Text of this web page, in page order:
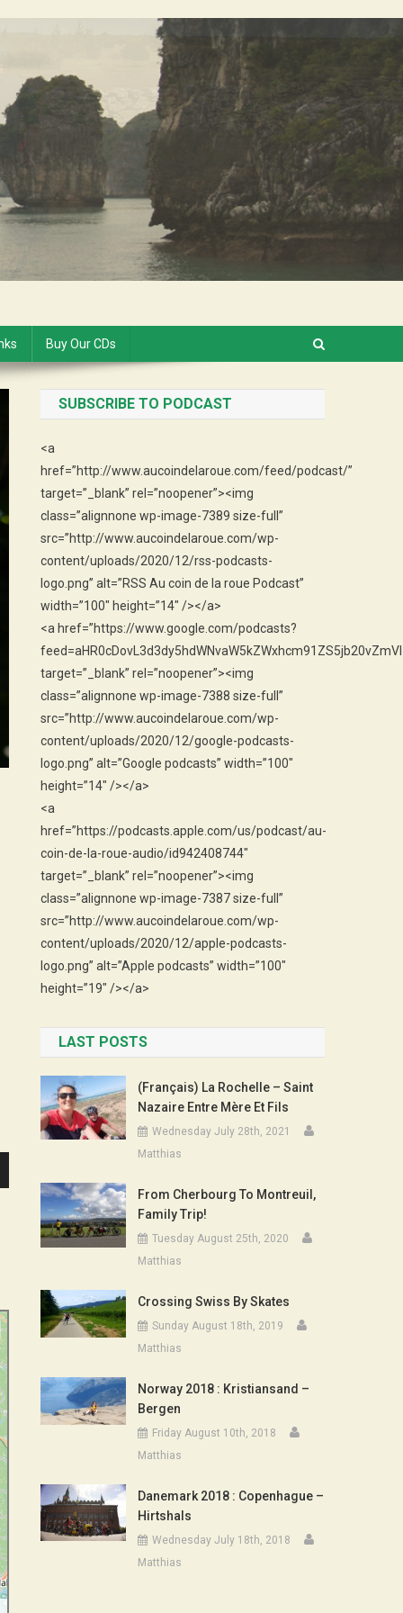
Buy Our CDs
SUBSCRIBE TO PODCAST
<a
href=”http://www.aucoindelaroue.com/feed/podcast/”
target=”_blank” rel=”noopener”><img
class=”alignnone wp-image-7389 size-full”
src=”http://www.aucoindelaroue.com/wp-
content/uploads/2020/12/rss-podcasts-
logo.png” alt=”RSS Au coin de la roue Podcast”
width=”100″ height=”14″ /></a>
<a href=”https://www.google.com/podcasts?
target=”_blank” rel=”noopener”><img
class=”alignnone wp-image-7388 size-full”
src=”http://www.aucoindelaroue.com/wp-
content/uploads/2020/12/google-podcasts-
logo.png” alt=”Google podcasts” width=”100″
height=”14″ /></a>
<a
href=”https://podcasts.apple.com/us/podcast/au-
coin-de-la-roue-audio/id942408744″
target=”_blank” rel=”noopener”><img
class=”alignnone wp-image-7387 size-full”
src=”http://www.aucoindelaroue.com/wp-
content/uploads/2020/12/apple-podcasts-
logo.png” alt=”Apple podcasts” width=”100″
height=”19″ /></a>
LAST POSTS
(Français) La Rochelle – Saint
Nazaire Entre Mère Et Fils
Wednesday July 28th, 2021
Matthias
From Cherbourg To Montreuil,
Family Trip!
Tuesday August 25th, 2020
Matthias
Crossing Swiss By Skates
Sunday August 18th, 2019
Matthias
Norway 2018 : Kristiansand –
Bergen
Friday August 10th, 2018
Matthias
Danemark 2018 : Copenhague –
Hirtshals
Wednesday July 18th, 2018
Matthias